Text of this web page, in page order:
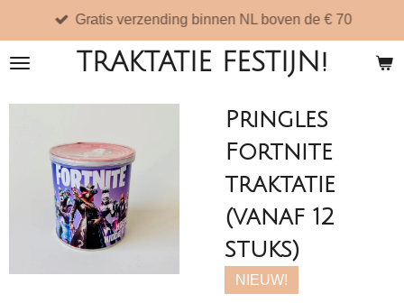
direct
naar
TRAKTATIE FESTIJN!
Gratis verzending binnen NL boven de € 70
Pringles
Fortnite
traktatie
(vanaf 12
stuks)
NIEUW!